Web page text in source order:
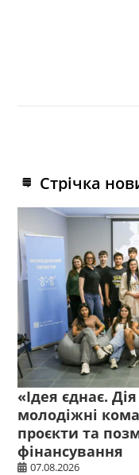
Стрічка
«Ідея єднає.
молодіжні
проєкти та
фінансування
07.08.2026